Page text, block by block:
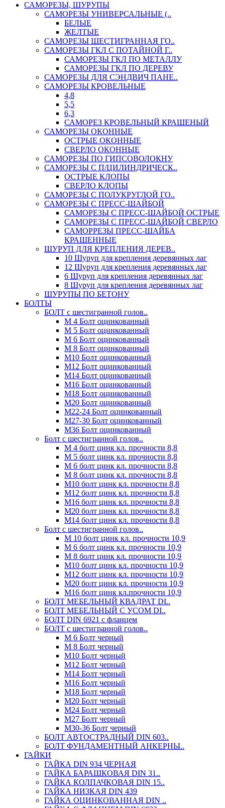
САМОРЕЗЫ, ШУРУПЫ
САМОРЕЗЫ УНИВЕРСАЛЬНЫЕ (..
БЕЛЫЕ
ЖЕЛТЫЕ
САМОРЕЗЫ ШЕСТИГРАННАЯ ГО..
САМОРЕЗЫ ГКЛ С ПОТАЙНОЙ Г..
САМОРЕЗЫ ГКЛ ПО МЕТАЛЛУ
САМОРЕЗЫ ГКЛ ПО ДЕРЕВУ
САМОРЕЗЫ ДЛЯ СЭНДВИЧ ПАНЕ..
САМОРЕЗЫ КРОВЕЛЬНЫЕ
4,8
5,5
6,3
САМОРЕЗ КРОВЕЛЬНЫЙ КРАШЕНЫЙ
САМОРЕЗЫ ОКОННЫЕ
ОСТРЫЕ ОКОННЫЕ
СВЕРЛО ОКОННЫЕ
САМОРЕЗЫ ПО ГИПСОВОЛОКНУ
САМОРЕЗЫ С П/ЦИЛИНДРИЧЕСК..
ОСТРЫЕ КЛОПЫ
СВЕРЛО КЛОПЫ
САМОРЕЗЫ С ПОЛУКРУГЛОЙ ГО..
САМОРЕЗЫ С ПРЕСС-ШАЙБОЙ
САМОРЕЗЫ С ПРЕСС-ШАЙБОЙ ОСТРЫЕ
САМОРЕЗЫ С ПРЕСС-ШАЙБОЙ СВЕРЛО
САМОРРЕЗЫ ПРЕСС-ШАЙБА
КРАШЕННЫЕ
ШУРУП ДЛЯ КРЕПЛЕНИЯ ДЕРЕВ..
10 Шуруп для крепления деревянных лаг
12 Шуруп для крепления деревянных лаг
6 Шуруп для крепления деревянных лаг
8 Шуруп для крепления деревянных лаг
ШУРУПЫ ПО БЕТОНУ
БОЛТЫ
БОЛТ с шестигранной голов..
М 4 Болт оцинкованный
М 5 Болт оцинкованный
М 6 Болт оцинкованный
М 8 Болт оцинкованный
М10 Болт оцинкованный
М12 Болт оцинкованный
М14 Болт оцинкованный
М16 Болт оцинкованный
М18 Болт оцинкованный
М20 Болт оцинкованный
М22-24 Болт оцинкованный
М27-30 Болт оцинкованный
М36 Болт оцинкованный
Болт с шестигранной голов..
М 4 болт цинк кл. прочности 8,8
М 5 болт цинк кл. прочности 8,8
М 6 болт цинк кл. прочности 8,8
М 8 болт цинк кл. прочности 8,8
М10 болт цинк кл. прочности 8,8
М12 болт цинк кл. прочности 8,8
М16 болт цинк кл. прочности 8,8
М20 болт цинк кл. прочности 8,8
М14 болт цинк кл. прочности 8,8
Болт с шестигранной голов..
М 10 болт цинк кл. прочности 10,9
М 6 болт цинк кл. прочности 10,9
М 8 болт цинк кл. прочности 10,9
М10 болт цинк кл. прочности 10,9
М12 болт цинк кл. прочности 10,9
М20 болт цинк кл. прочности 10,9
М16 болт цинк кл.прочности 10,9
БОЛТ МЕБЕЛЬНЫЙ КВАДРАТ DI..
БОЛТ МЕБЕЛЬНЫЙ С УСОМ DI..
БОЛТ DIN 6921 c фланцем
БОЛТ с шестигранной голов..
М 6 Болт черный
М 8 Болт черный
М10 Болт черный
М12 Болт черный
М14 Болт черный
М16 Болт черный
М18 Болт черный
М20 Болт черный
М24 Болт черный
М27 Болт черный
М30-36 Болт черный
БОЛТ АВТОСТРАДНЫЙ DIN 603..
БОЛТ ФУНДАМЕНТНЫЙ АНКЕРНЫ..
ГАЙКИ
ГАЙКА DIN 934 ЧЕРНАЯ
ГАЙКА БАРАШКОВАЯ DIN 31..
ГАЙКА КОЛПАЧКОВАЯ DIN 15..
ГАЙКА НИЗКАЯ DIN 439
ГАЙКА ОЦИНКОВАННАЯ DIN ..